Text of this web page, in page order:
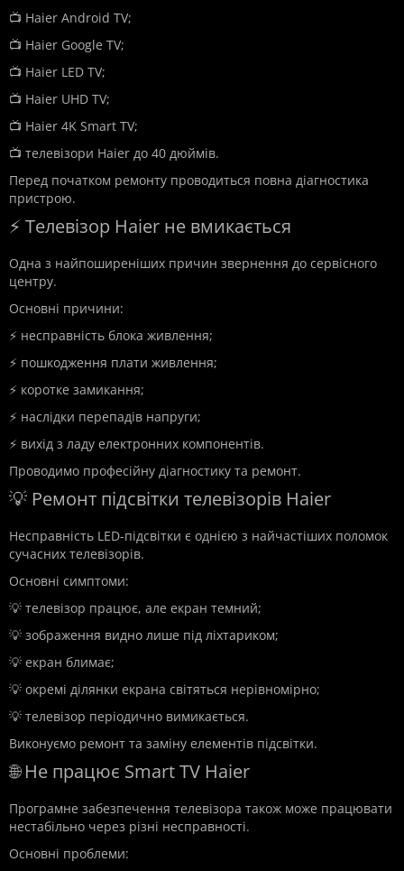
📺 Haier Android TV;
📺 Haier Google TV;
📺 Haier LED TV;
📺 Haier UHD TV;
📺 Haier 4K Smart TV;
📺 телевізори Haier до 40 дюймів.
Перед початком ремонту проводиться повна діагностика
пристрою.
⚡ Телевізор Haier не вмикається
Одна з найпоширеніших причин звернення до сервісного
центру.
Основні причини:
⚡ несправність блока живлення;
⚡ пошкодження плати живлення;
⚡ коротке замикання;
⚡ наслідки перепадів напруги;
⚡ вихід з ладу електронних компонентів.
Проводимо професійну діагностику та ремонт.
💡 Ремонт підсвітки телевізорів Haier
Несправність LED-підсвітки є однією з найчастіших поломок
сучасних телевізорів.
Основні симптоми:
💡 телевізор працює, але екран темний;
💡 зображення видно лише під ліхтариком;
💡 екран блимає;
💡 окремі ділянки екрана світяться нерівномірно;
💡 телевізор періодично вимикається.
Виконуємо ремонт та заміну елементів підсвітки.
🌐 Не працює Smart TV Haier
Програмне забезпечення телевізора також може працювати
нестабільно через різні несправності.
Основні проблеми: